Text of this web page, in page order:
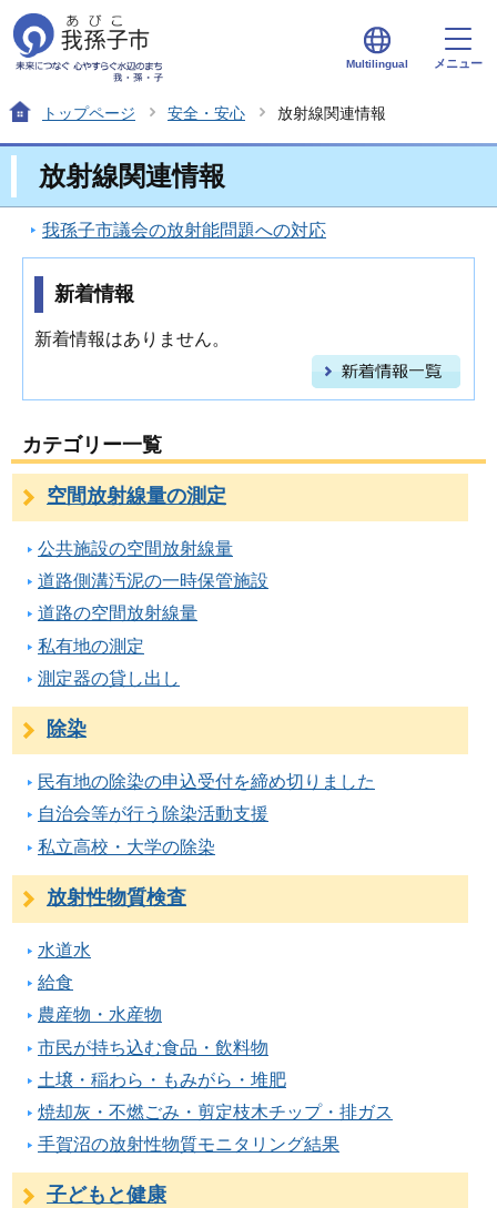
Multilingual メニュー
トップページ 安全・安心 放射線関連情報
放射線関連情報
我孫子市議会の放射能問題への対応
新着情報
新着情報はありません。
カテゴリー一覧
空間放射線量の測定
公共施設の空間放射線量
道路側溝汚泥の一時保管施設
道路の空間放射線量
私有地の測定
測定器の貸し出し
除染
民有地の除染の申込受付を締め切りました
自治会等が行う除染活動支援
私立高校・大学の除染
放射性物質検査
水道水
給食
農産物・水産物
市民が持ち込む食品・飲料物
土壌・稲わら・もみがら・堆肥
焼却灰・不燃ごみ・剪定枝木チップ・排ガス
手賀沼の放射性物質モニタリング結果
子どもと健康